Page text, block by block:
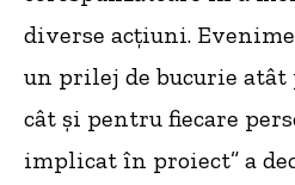
diverse acțiuni.
un prilej de bucurie
cât și pentru fiecare
implicat în proiect” a